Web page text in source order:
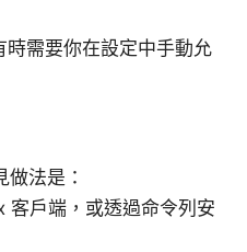
時需要你在設定中手動允
法是：
客戶端，或透過命令列安